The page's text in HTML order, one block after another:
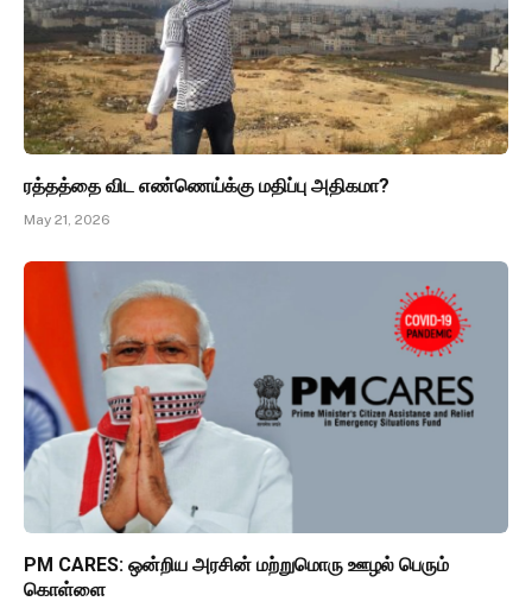
ரத்தத்தை விட எண்ணெய்க்கு மதிப்பு அதிகமா?
May 21, 2026
PM CARES: ஒன்றிய அரசின் மற்றுமொரு ஊழல் பெரும்
கொள்ளை